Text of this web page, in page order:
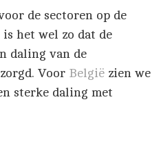
de sectoren op de
het wel zo dat de
daling van de
Voor België zien we
sterke daling met